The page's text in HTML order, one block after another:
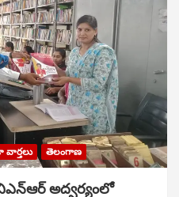
తెలంగాణ
అద్వర్యంలో